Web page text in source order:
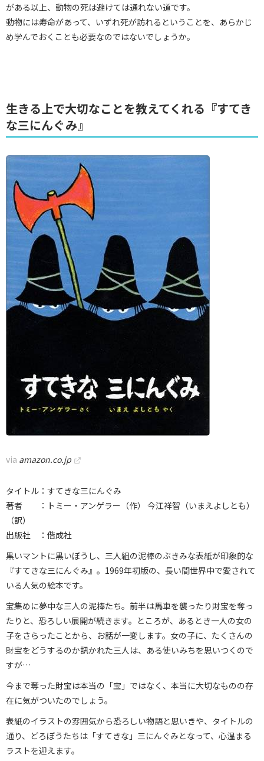
がある以上、動物の死は避けては通れない道です。
動物には寿命があって、いずれ死が訪れるということを、あらかじ
め学んでおくことも必要なのではないでしょうか。
生きる上で大切なことを教えてくれる『すてき
な三にんぐみ』
via amazon.co.jp
タイトル：すてきな三にんぐみ
著者 ：トミー・アンゲラー（作） 今江祥智（いまえよしとも）
（訳）
出版社 ：偕成社
黒いマントに黒いぼうし、三人組の泥棒のぶきみな表紙が印象的な
『すてきな三にんぐみ』。1969年初版の、長い間世界中で愛されて
いる人気の絵本です。
宝集めに夢中な三人の泥棒たち。前半は馬車を襲ったり財宝を奪っ
たりと、恐ろしい展開が続きます。ところが、あるとき一人の女の
子をさらったことから、お話が一変します。女の子に、たくさんの
財宝をどうするのか訊かれた三人は、ある使いみちを思いつくので
すが…
今まで奪った財宝は本当の「宝」ではなく、本当に大切なものの存
在に気がついたのでしょう。
表紙のイラストの雰囲気から恐ろしい物語と思いきや、タイトルの
通り、どろぼうたちは「すてきな」三にんぐみとなって、心温まる
ラストを迎えます。